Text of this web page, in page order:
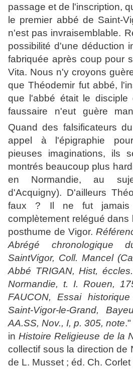
passage et de l'inscription,
le premier abbé de Saint-
n'est pas invraisemblable.
possibilité d'une déduction
fabriquée après coup pour
Vita. Nous n'y croyons
que Théodemir fut abbé,
que l'abbé était le disciple
faussaire n'eut guère
Quand des falsificateurs
appel à l'épigraphie
pieuses imaginations, ils
montrés beaucoup plus
en Normandie, au
d'Acquigny). D'ailleurs
faux ? Il ne fut jamais
complètement relégué dans
posthume de Vigor.
Abrégé chronologique
SaintVigor, Coll. Mancel
Abbé TRIGAN, Hist,
Normandie, t. I. Rouen,
FAUCON, Essai
Saint-Vigor-le-Grand,
AA.SS, Nov., I, p. 305, note."
inHistoire Religieuse de la
collectif sous la direction de
de L. Musset ; éd. Ch. Corlet